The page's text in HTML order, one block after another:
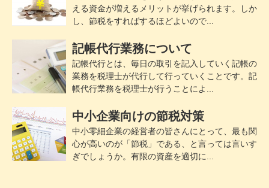
える資金が増えるメリットが挙げられます。しか
し、節税をすればするほどよいので...
記帳代行業務について
記帳代行とは、毎日の取引を記入していく記帳の
業務を税理士が代行して行っていくことです。記
帳代行業務を税理士が行うことによ...
中小企業向けの節税対策
中小零細企業の経営者の皆さんにとって、最も関
心が高いのが「節税」である、と言っては言いす
ぎでしょうか。有限の資産を適切に...